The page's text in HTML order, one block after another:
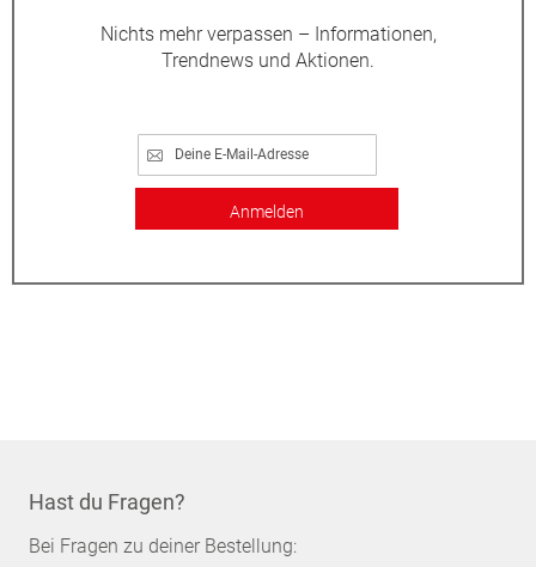
Nichts mehr verpassen – Informationen,
Trendnews und Aktionen.
Anmelden
Hast du Fragen?
Bei Fragen zu deiner Bestellung: